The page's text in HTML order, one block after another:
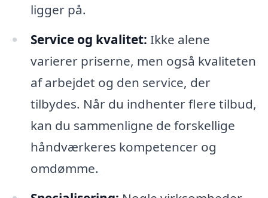
ligger på.
Service og kvalitet: Ikke alene
varierer priserne, men også kvaliteten
af arbejdet og den service, der
tilbydes. Når du indhenter flere tilbud,
kan du sammenligne de forskellige
håndværkeres kompetencer og
omdømme.